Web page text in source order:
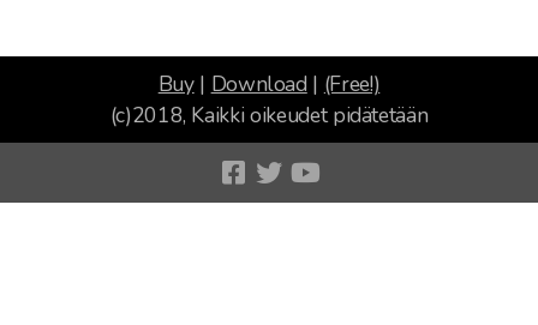
Buy| Download | (Free!)
(c)2018, Kaikki oikeudet pidätetään